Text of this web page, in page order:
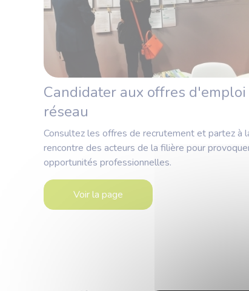
Candidater aux offres d'emploi
réseau
Consultez les offres de recrutement et partez à
rencontre des acteurs de la filière pour
opportunités professionnelles.
Voir la page